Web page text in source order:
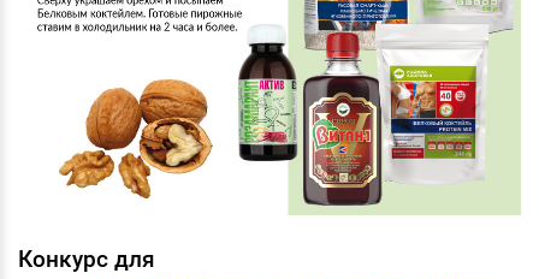
Конкурс для